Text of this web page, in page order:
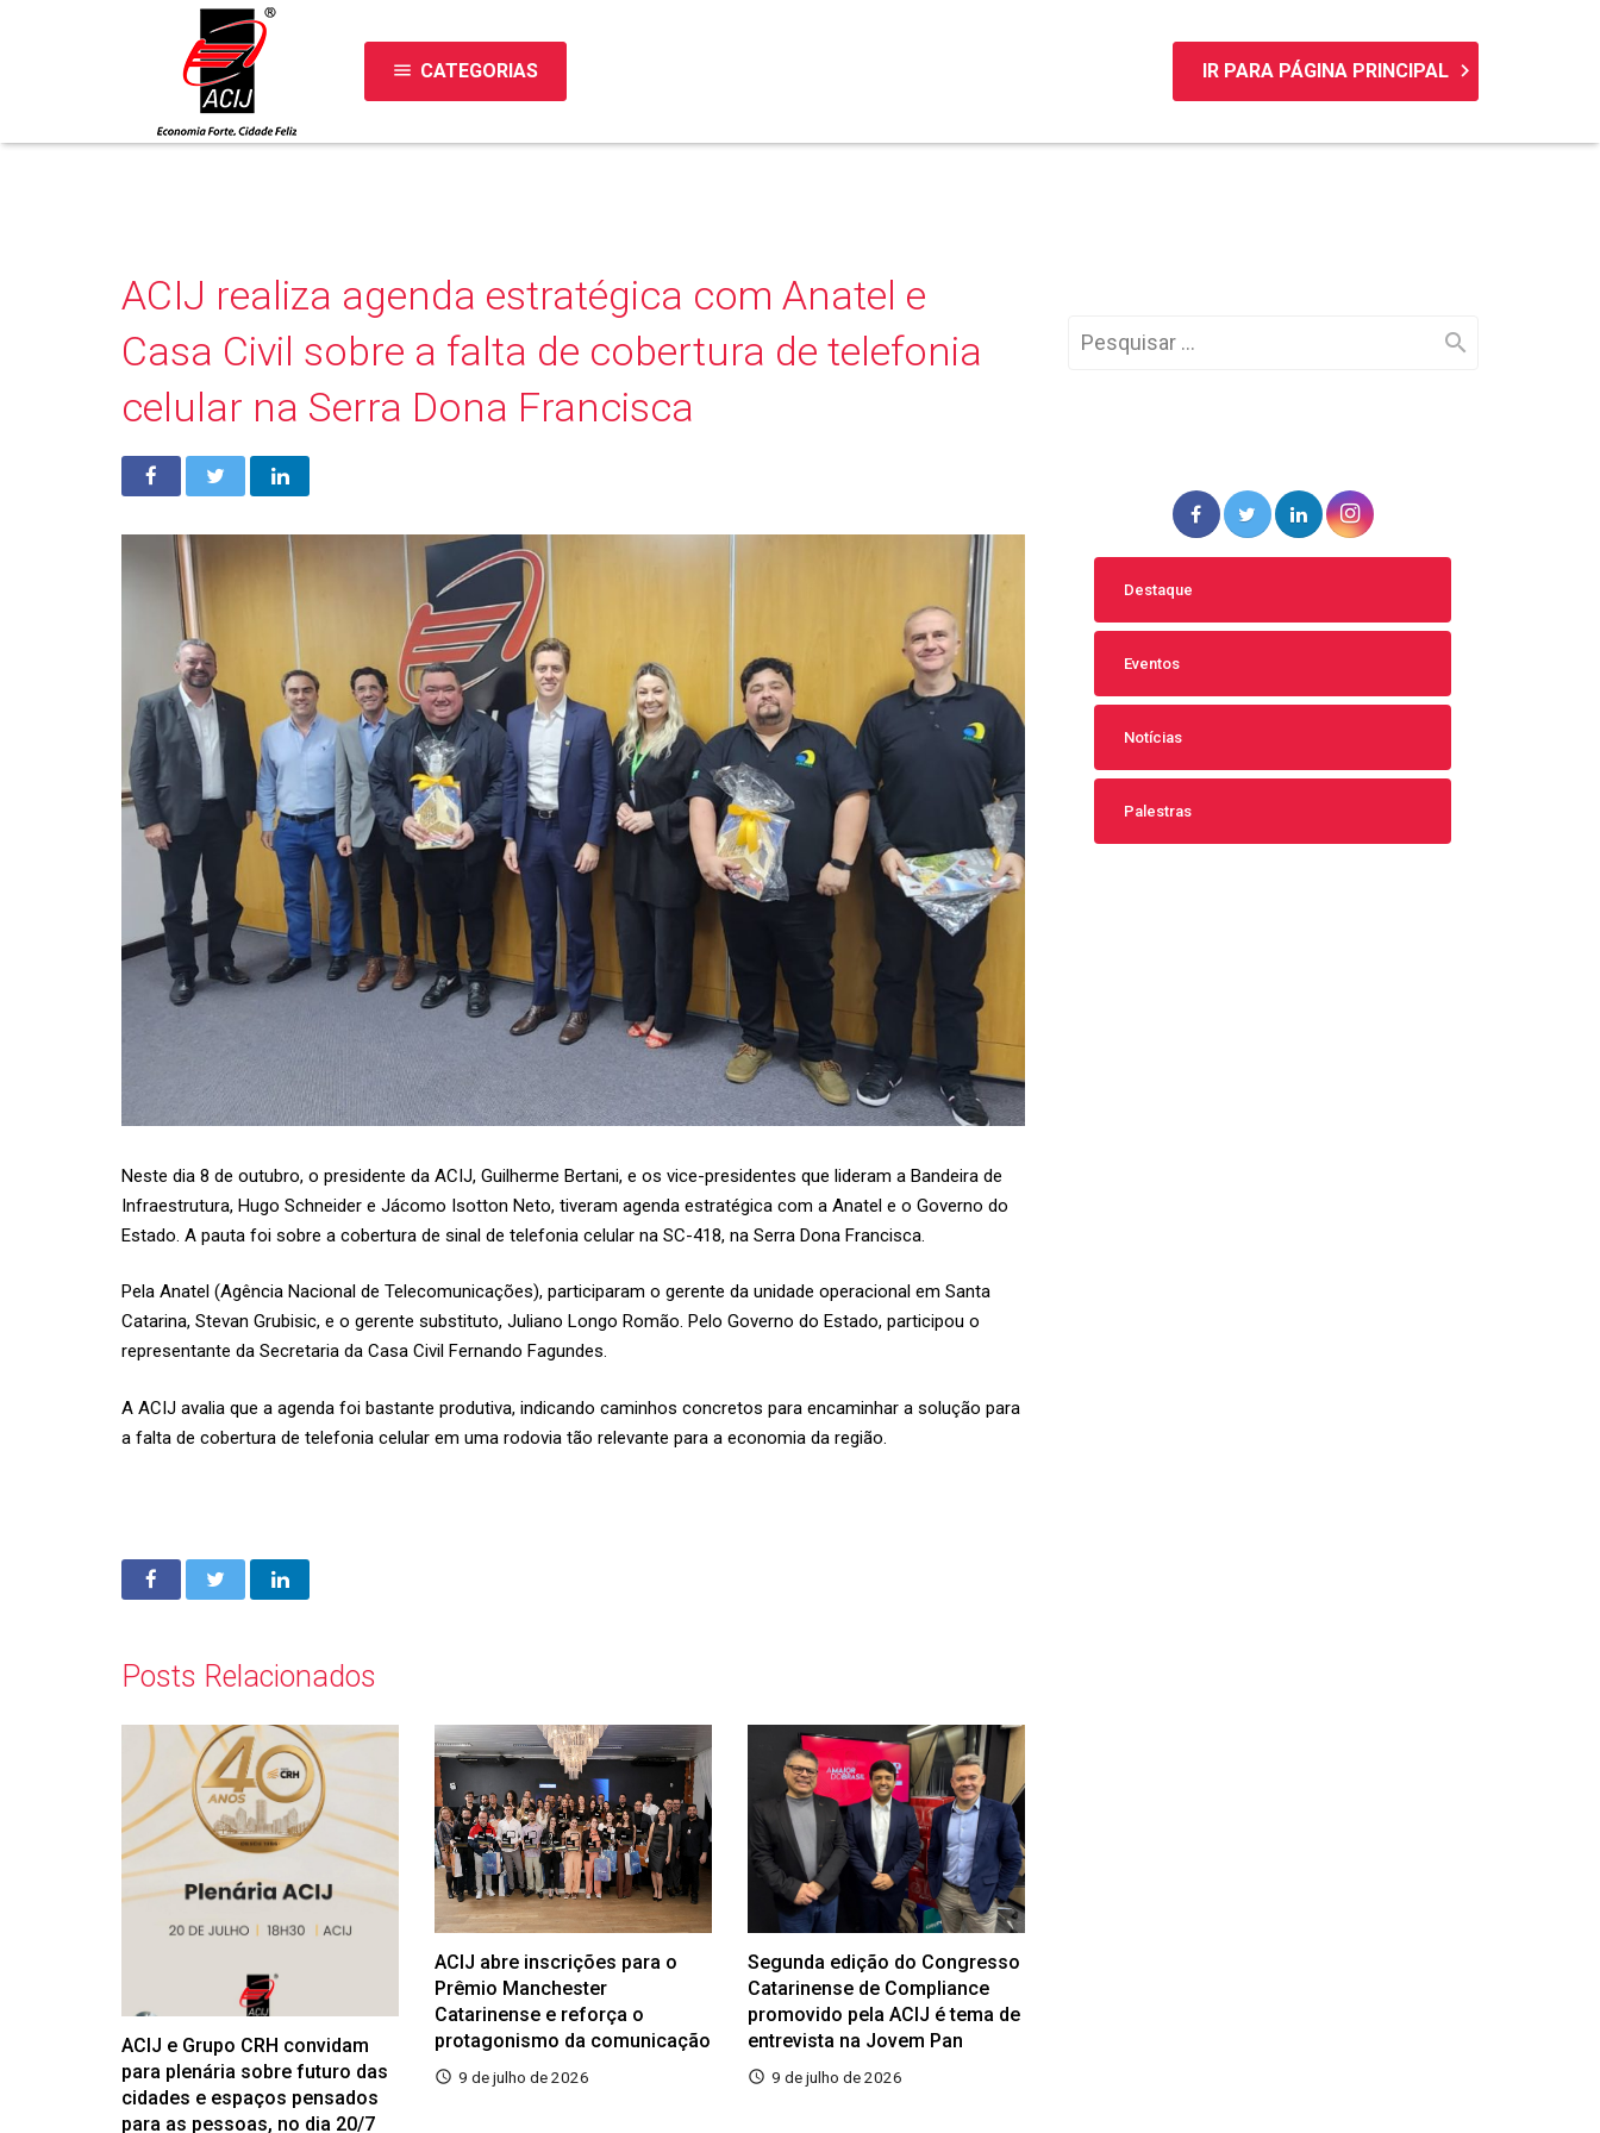
menu CATEGORIAS IR PARA PÁGINA PRINCIPAL keyboard_arrow_right
ACIJ realiza agenda estratégica com Anatel e
Casa Civil sobre a falta de cobertura de telefonia
celular na Serra Dona Francisca
Neste dia 8 de outubro, o presidente da ACIJ, Guilherme Bertani, e os vice-presidentes que lideram a Bandeira de
Infraestrutura, Hugo Schneider e Jácomo Isotton Neto, tiveram agenda estratégica com a Anatel e o Governo do
Estado. A pauta foi sobre a cobertura de sinal de telefonia celular na SC-418, na Serra Dona Francisca.
Pela Anatel (Agência Nacional de Telecomunicações), participaram o gerente da unidade operacional em Santa
Catarina, Stevan Grubisic, e o gerente substituto, Juliano Longo Romão. Pelo Governo do Estado, participou o
representante da Secretaria da Casa Civil Fernando Fagundes.
A ACIJ avalia que a agenda foi bastante produtiva, indicando caminhos concretos para encaminhar a solução para
a falta de cobertura de telefonia celular em uma rodovia tão relevante para a economia da região.
Posts Relacionados
ACIJ e Grupo CRH convidam
para plenária sobre futuro das
cidades e espaços pensados
para as pessoas, no dia 20/7
ACIJ abre inscrições para o
Prêmio Manchester
Catarinense e reforça o
protagonismo da comunicação
9 de julho de 2026
Segunda edição do Congresso
Catarinense de Compliance
promovido pela ACIJ é tema de
entrevista na Jovem Pan
9 de julho de 2026
Destaque
Eventos
Notícias
Palestras